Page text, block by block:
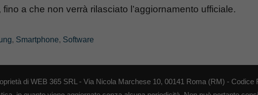
a che non verrà rilasciato l’aggiornamento ufficiale.
, Smartphone, Software
di WEB 365 SRL - Via Nicola Marchese 10, 00141 Roma (RM) - Codice